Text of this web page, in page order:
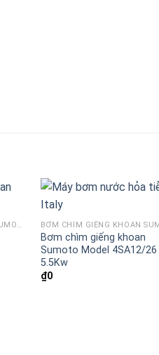
BƠM CHÌM GIẾNG KHOAN SUMOTO MODEL SP 6 INCH
Bơm chìm giếng khoan
Sumoto Model 4SA12/26
5.5Kw
₫0